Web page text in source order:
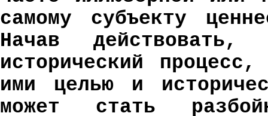
самому субъекту
Начав
исторический процесс,
ими целью и
может стать